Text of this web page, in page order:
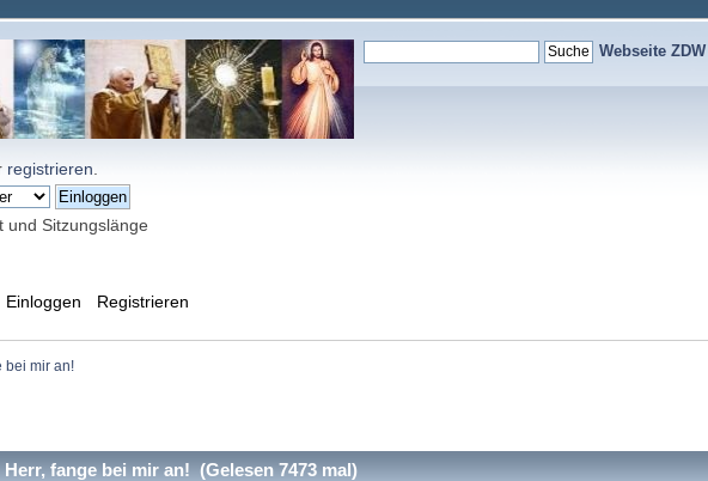
Webseite ZDW
registrieren
und Sitzungslänge
Einloggen Registrieren
bei mir an!
Herr, fange bei mir an! (Gelesen 7473 mal)